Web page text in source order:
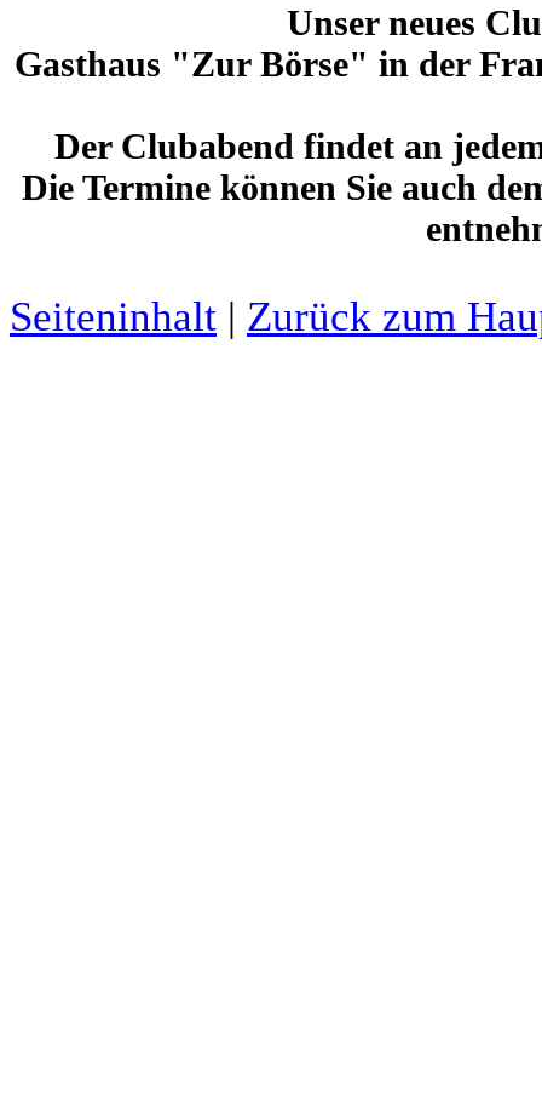
Unser neues
Gasthaus "Zur Börse" in der
Der Clubabend findet an
Die Termine können Sie auch
Seiteninhalt | Zurück zum